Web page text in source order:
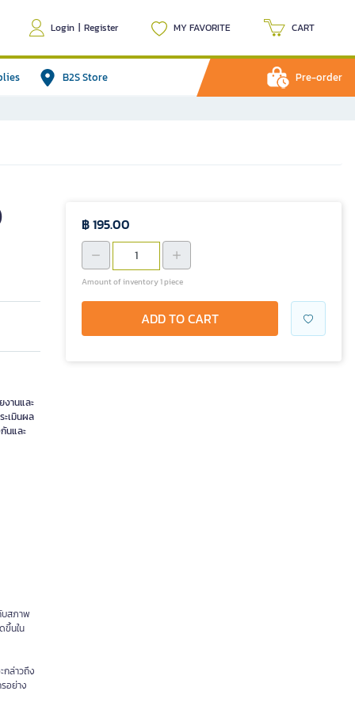
Login | Register MY FAVORITE CART
B2S Store Pre-order
งานและ
ะเมินผล
นและ
บสภาพ
ขึ้นใน
ล่าวถึง
อย่าง
฿ 195.00
Amount of inventory 1 piece
ADD TO CART